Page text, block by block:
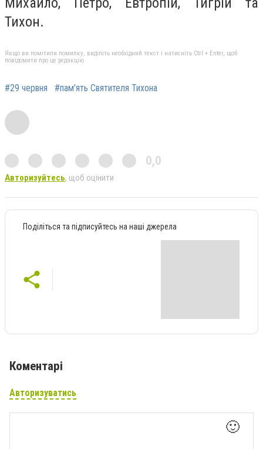
Тихон.
Якщо ви помітили помилку, виділіть необхідний текст і натисніть Ctrl + Enter, щоб
повідомити про це редакцію
#29 червня #пам'ять Святителя Тихона
0,0
Авторизуйтесь, щоб оцінити
Поділіться та підписуйтесь на наші джерела
Коментарі
Авторизуватись
🙂